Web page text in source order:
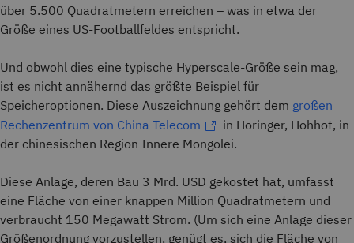
über 5.500 Quadratmetern erreichen – was in etwa der
Größe eines US-Footballfeldes entspricht.
Und obwohl dies eine typische Hyperscale-Größe sein mag,
ist es nicht annähernd das größte Beispiel für
Speicheroptionen. Diese Auszeichnung gehört dem großen
Rechenzentrum von China Telecom
in Horinger, Hohhot, in
der chinesischen Region Innere Mongolei.
Diese Anlage, deren Bau 3 Mrd. USD gekostet hat, umfasst
eine Fläche von einer knappen Million Quadratmetern und
verbraucht 150 Megawatt Strom. (Um sich eine Anlage dieser
Größenordnung vorzustellen, genügt es, sich die Fläche von